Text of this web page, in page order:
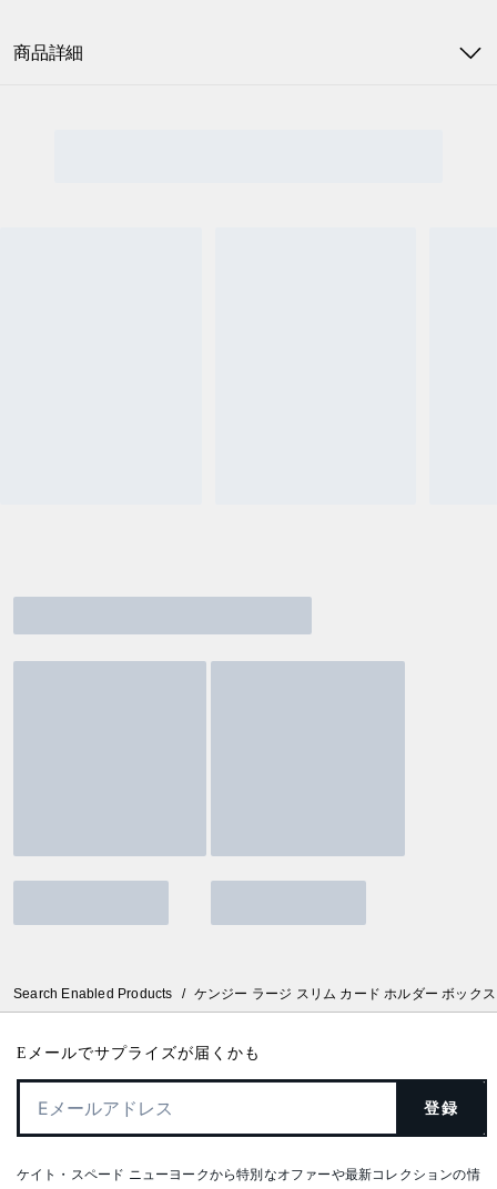
商品詳細
Search Enabled Products / ケンジー ラージ スリム カード ホルダー ボック
Eメールでサプライズが届くかも
登録
ケイト・スペード ニューヨークから特別なオファーや最新コレクションの情